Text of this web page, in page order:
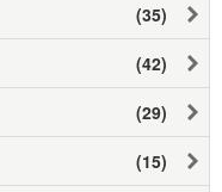
(35)
(42)
(29)
(15)